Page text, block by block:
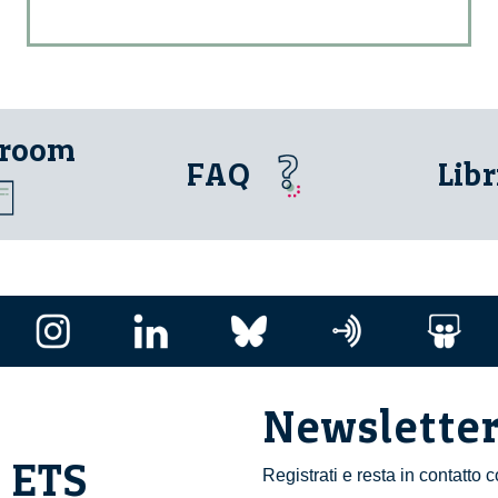
FAQ
Registrati e resta in contatto